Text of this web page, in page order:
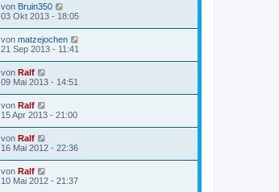
von Bruin350
03 Okt 2013 - 18:05
von matzejochen
21 Sep 2013 - 11:41
von Ralf
09 Mai 2013 - 14:51
von Ralf
15 Apr 2013 - 21:00
von Ralf
16 Mai 2012 - 22:36
von Ralf
10 Mai 2012 - 21:37